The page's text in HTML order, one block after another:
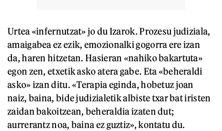
Urtea «infernutzat» jo du Izarok. Prozesu judiziala,
amaigabea ez ezik, emozionalki gogorra ere izan
da, haren hitzetan. Hasieran «nahiko bakartuta»
egon zen, etxetik asko atera gabe. Eta «beheraldi
asko» izan ditu. «Terapia eginda, hobetuz joan
naiz, baina, bide judizialetik albiste txar bat iristen
zaidan bakoitzean, beheraldia izaten dut;
aurrerantz noa, baina ez guztiz», kontatu du.